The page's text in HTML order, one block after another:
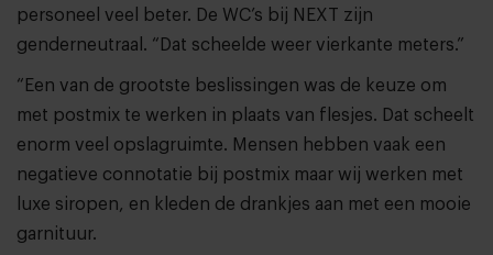
personeel veel beter. De WC’s bij NEXT zijn
genderneutraal. “Dat scheelde weer vierkante meters.”
“Een van de grootste beslissingen was de keuze om
met postmix te werken in plaats van flesjes. Dat scheelt
enorm veel opslagruimte. Mensen hebben vaak een
negatieve connotatie bij postmix maar wij werken met
luxe siropen, en kleden de drankjes aan met een mooie
garnituur.